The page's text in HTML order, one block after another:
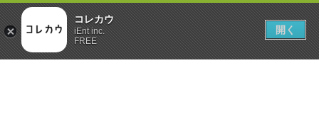
コレカウ
iEnt inc.
FREE
開く